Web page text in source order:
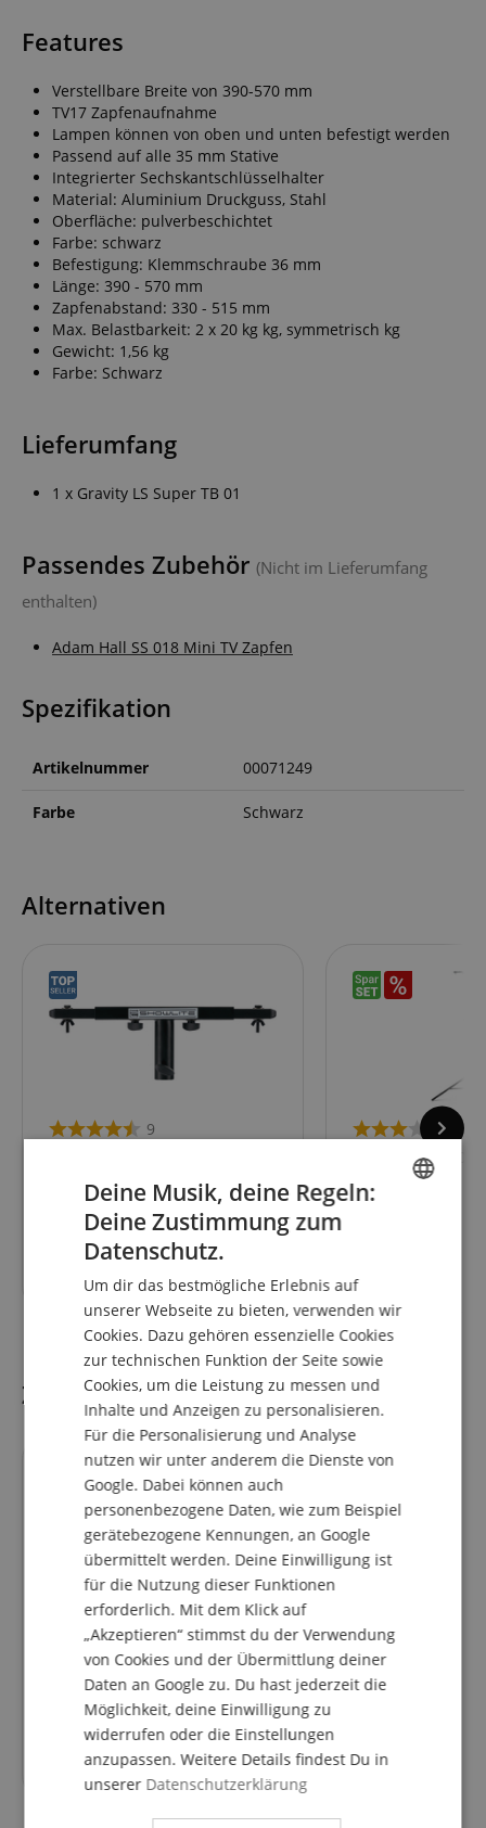
Features
Verstellbare Breite von 390-570 mm
TV17 Zapfenaufnahme
Lampen können von oben und unten befestigt werden
Passend auf alle 35 mm Stative
Integrierter Sechskantschlüsselhalter
Material: Aluminium Druckguss, Stahl
Oberfläche: pulverbeschichtet
Farbe: schwarz
Befestigung: Klemmschraube 36 mm
Länge: 390 - 570 mm
Zapfenabstand: 330 - 515 mm
Max. Belastbarkeit: 2 x 20 kg kg, symmetrisch kg
Gewicht: 1,56 kg
Farbe: Schwarz
Lieferumfang
1 x Gravity LS Super TB 01
Passendes Zubehör (Nicht im Lieferumfang
enthalten)
Adam Hall SS 018 Mini TV Zapfen
Spezifikation
Artikelnummer 00071249
Farbe Schwarz
Alternativen
9
Showlite LS-270S
Lichtstativ Set
Zubehör
Adam Hall SS 018 Mini TV
Zapfen
6,90€
FRENCH
ITALIAN
SPANISH
Deine Musik, deine Regeln:
Deine Zustimmung zum
Datenschutz.
Um dir das bestmögliche Erlebnis auf
unserer Webseite zu bieten, verwenden wir
Cookies. Dazu gehören essenzielle Cookies
zur technischen Funktion der Seite sowie
Cookies, um die Leistung zu messen und
Inhalte und Anzeigen zu personalisieren.
Für die Personalisierung und Analyse
nutzen wir unter anderem die Dienste von
Google. Dabei können auch
personenbezogene Daten, wie zum Beispiel
gerätebezogene Kennungen, an Google
übermittelt werden. Deine Einwilligung ist
für die Nutzung dieser Funktionen
erforderlich. Mit dem Klick auf
„Akzeptieren“ stimmst du der Verwendung
von Cookies und der Übermittlung deiner
Daten an Google zu. Du hast jederzeit die
Möglichkeit, deine Einwilligung zu
widerrufen oder die Einstellungen
anzupassen. Weitere Details findest Du in
unserer Datenschutzerklärung